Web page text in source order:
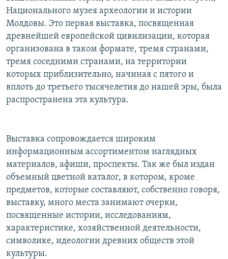
Национального музея археологии и истории
Молдовы. Это первая выставка, посвященная
древнейшей европейской цивилизации, которая
организована в таком формате, тремя странами,
тремя соседними странами, на территории
которых приблизительно, начиная с пятого и
вплоть до третьего тысячелетия до нашей эры, была
распространена эта культура.
Выставка сопровождается широким
информационным ассортиментом наглядных
материалов, афиши, проспекты. Так же был издан
объемный цветной каталог, в котором, кроме
предметов, которые составляют, собственно говоря,
выставку, много места занимают очерки,
посвященные истории, исследованиям,
характеристике, хозяйственной деятельности,
символике, идеологии древних обществ этой
культуры.